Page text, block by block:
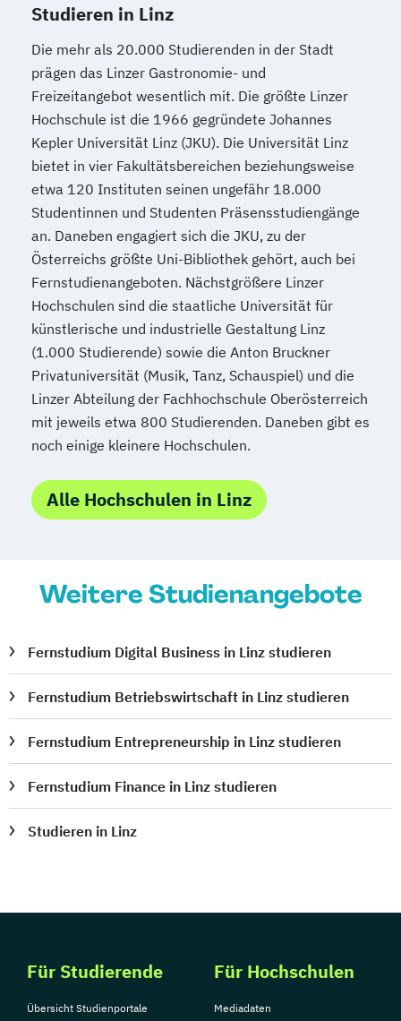
Studieren in Linz
Die mehr als 20.000 Studierenden in der Stadt
prägen das Linzer Gastronomie- und
Freizeitangebot wesentlich mit. Die größte Linzer
Hochschule ist die 1966 gegründete Johannes
Kepler Universität Linz (JKU). Die Universität Linz
bietet in vier Fakultätsbereichen beziehungsweise
etwa 120 Instituten seinen ungefähr 18.000
Studentinnen und Studenten Präsensstudiengänge
an. Daneben engagiert sich die JKU, zu der
Österreichs größte Uni-Bibliothek gehört, auch bei
Fernstudienangeboten. Nächstgrößere Linzer
Hochschulen sind die staatliche Universität für
künstlerische und industrielle Gestaltung Linz
(1.000 Studierende) sowie die Anton Bruckner
Privatuniversität (Musik, Tanz, Schauspiel) und die
Linzer Abteilung der Fachhochschule Oberösterreich
mit jeweils etwa 800 Studierenden. Daneben gibt es
noch einige kleinere Hochschulen.
Alle Hochschulen in Linz
Weitere Studienangebote
Fernstudium Digital Business in Linz studieren
Fernstudium Betriebswirtschaft in Linz studieren
Fernstudium Entrepreneurship in Linz studieren
Fernstudium Finance in Linz studieren
Studieren in Linz
Für Studierende
Übersicht Studienportale
Für Hochschulen
Mediadaten